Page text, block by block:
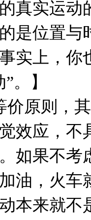
的真实运
是位置与
实上，你
。】
价原则，
效应，不
如果不考
油，火车
本来就不